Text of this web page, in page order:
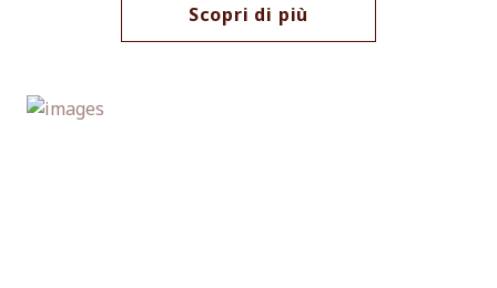
Scopri di più